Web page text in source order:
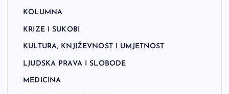
KOLUMNA
KRIZE I SUKOBI
KULTURA, KNJIŽEVNOST I UMJETNOST
LJUDSKA PRAVA I SLOBODE
MEDICINA